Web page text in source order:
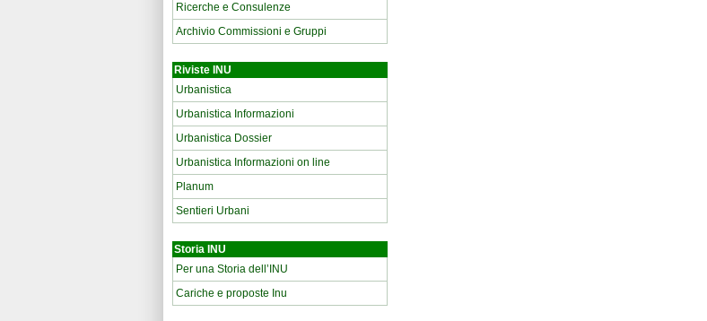
Ricerche e Consulenze
Archivio Commissioni e Gruppi
Riviste INU
Urbanistica
Urbanistica Informazioni
Urbanistica Dossier
Urbanistica Informazioni on line
Planum
Sentieri Urbani
Storia INU
Per una Storia dell’INU
Cariche e proposte Inu